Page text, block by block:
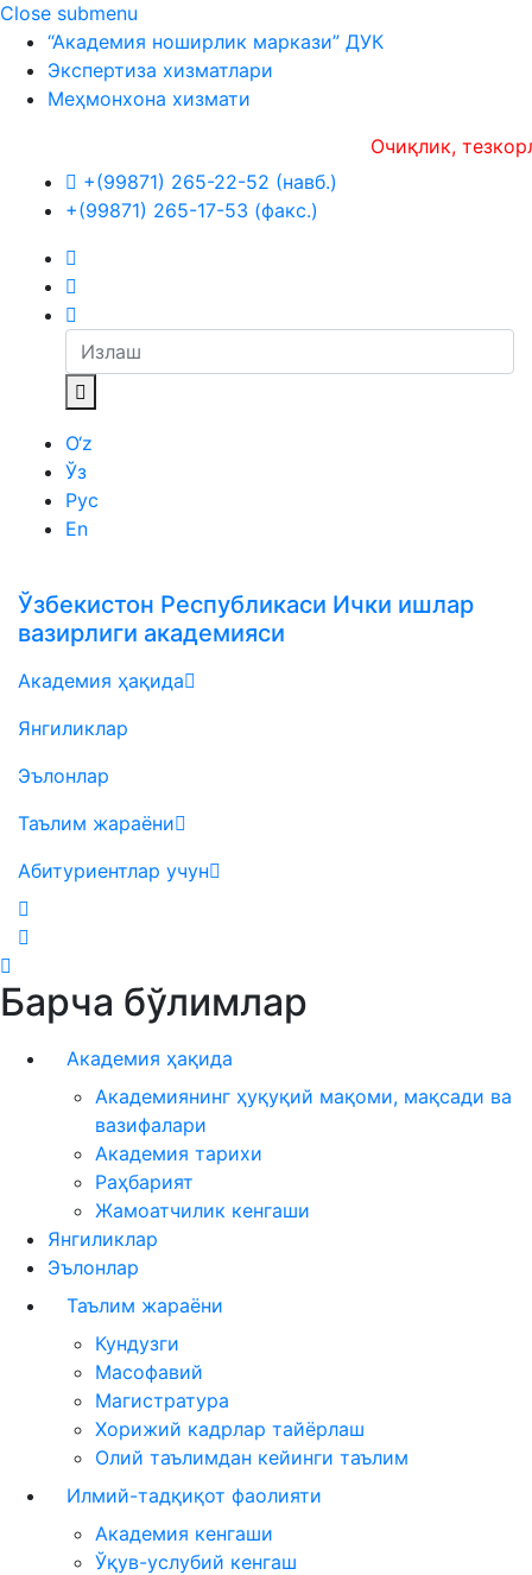
Close submenu
“Академия ноширлик маркази” ДУК
Экспертиза хизматлари
Меҳмонхона хизмати
Очиқлик, тезкорлик
+(99871) 265-22-52 (навб.)
+(99871) 265-17-53 (факс.)
O‘z
Ўз
Рус
En
Ўзбекистон Республикаси Ички ишлар
вазирлиги академияси
Академия ҳақида
Янгиликлар
Эълонлар
Таълим жараёни
Абитуриентлар учун
Барча бўлимлар
Академия ҳақида
Академиянинг ҳуқуқий мақоми, мақсади ва
вазифалари
Академия тарихи
Раҳбарият
Жамоатчилик кенгаши
Янгиликлар
Эълонлар
Таълим жараёни
Кундузги
Масофавий
Магистратура
Хорижий кадрлар тайёрлаш
Олий таълимдан кейинги таълим
Илмий-тадқиқот фаолияти
Академия кенгаши
Ўқув-услубий кенгаш